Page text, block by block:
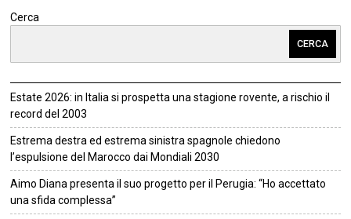
Cerca
CERCA
Estate 2026: in Italia si prospetta una stagione rovente, a rischio il
record del 2003
Estrema destra ed estrema sinistra spagnole chiedono
l’espulsione del Marocco dai Mondiali 2030
Aimo Diana presenta il suo progetto per il Perugia: “Ho accettato
una sfida complessa”